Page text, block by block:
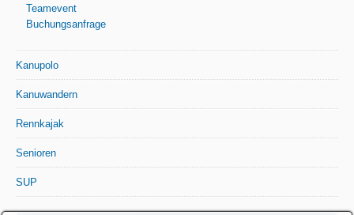
Teamevent
Buchungsanfrage
Kanupolo
Kanuwandern
Rennkajak
Senioren
SUP